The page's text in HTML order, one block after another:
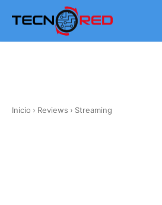
content
Inicio › Reviews › Streaming